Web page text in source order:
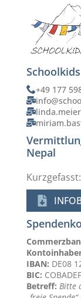
+49 177
Nepal
Kurzgefasst:
IBAN: DE08
BIC:
Betreff: Bitte